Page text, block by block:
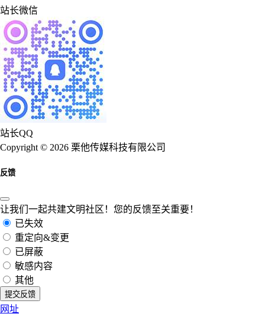
站长微信
站长QQ
Copyright © 2026 栗他传媒科技有限公司
反馈
让我们一起共建文明社区！您的反馈至关重要！
已失效
重定向&变更
已屏蔽
敏感内容
其他
提交反馈
网址